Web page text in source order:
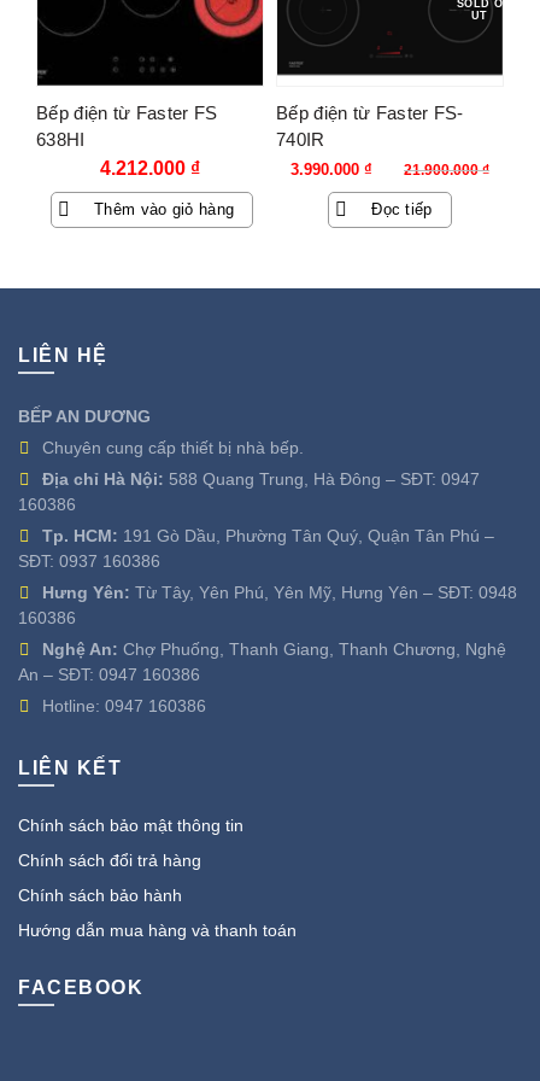
Bếp điện từ Faster FS
638HI
4.212.000 ₫
Thêm vào giỏ hàng
SOLD O
UT
Bếp điện từ Faster FS-
740IR
21.900.000₫
Giá
gốc
3.990.000 ₫
Giá
hiện
tại
Đọc tiếp
LIÊN HỆ
BẾP AN DƯƠNG
Chuyên cung cấp thiết bị nhà bếp.
Địa chỉ Hà Nội: 588 Quang Trung, Hà Đông – SĐT: 0947
160386
Tp. HCM: 191 Gò Dầu, Phường Tân Quý, Quận Tân Phú –
SĐT: 0937 160386
Hưng Yên: Từ Tây, Yên Phú, Yên Mỹ, Hưng Yên – SĐT: 0948
160386
Nghệ An: Chợ Phuống, Thanh Giang, Thanh Chương, Nghệ
An – SĐT: 0947 160386
Hotline: 0947 160386
LIÊN KẾT
Chính sách bảo mật thông tin
Chính sách đổi trả hàng
Chính sách bảo hành
Hướng dẫn mua hàng và thanh toán
FACEBOOK